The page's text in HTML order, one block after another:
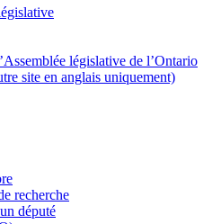
législative de l’Ontario
site en anglais uniquement)
recherche
député